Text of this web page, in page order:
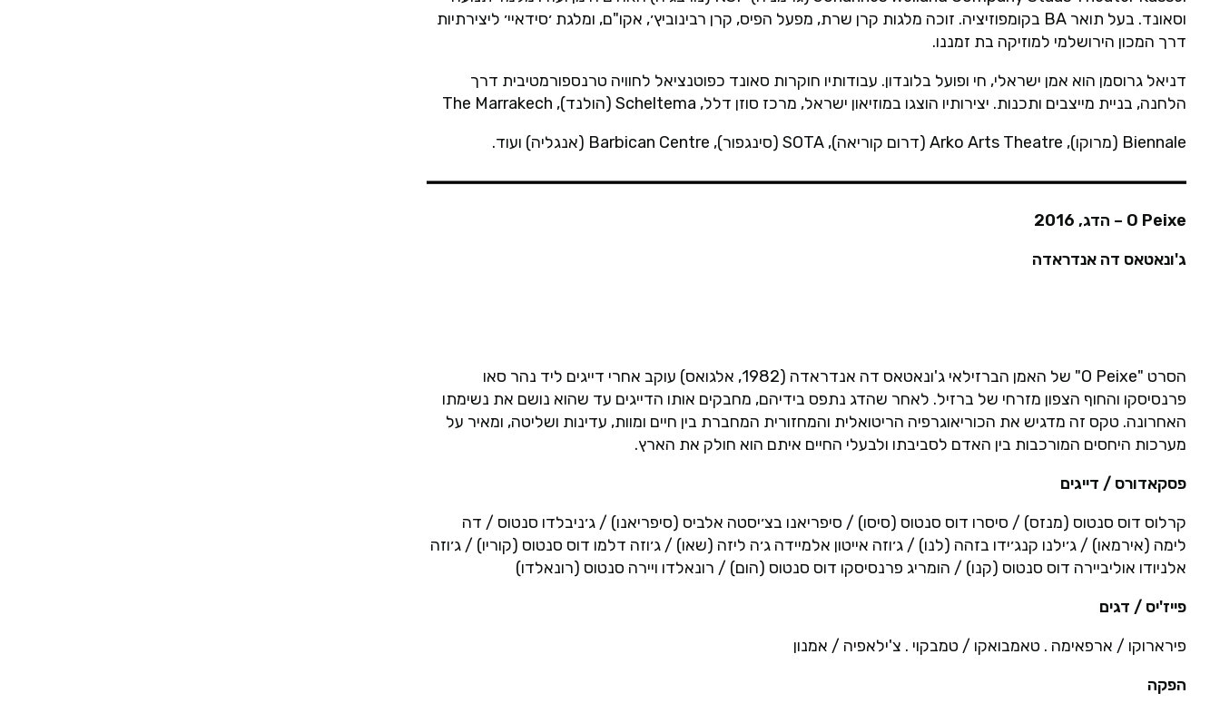
וסאונד. בעל תואר BA בקומפוזיציה. זוכה מלגות קרן שרת, מפעל הפיס, קרן רבינוביץ׳, אקו"ם, ומלגת ׳סידאיי׳ ליצירתיות
דרך המכון הירושלמי למוזיקה בת זמננו.
דניאל גרוסמן הוא אמן ישראלי, חי ופועל בלונדון. עבודותיו חוקרות סאונד כפוטנציאל לחוויה טרנספורמטיבית דרך
הלחנה, בניית מייצבים ותכנות. יצירותיו הוצגו במוזיאון ישראל, מרכז סוזן דלל, Scheltema (הולנד), The Marrakech
Biennale (מרוקו), Arko Arts Theatre (דרום קוריאה), SOTA (סינגפור), Barbican Centre (אנגליה) ועוד.
O Peixe – הדג, 2016
ג'ונאטאס דה אנדראדה
הסרט "O Peixe" של האמן הברזילאי ג'ונאטאס דה אנדראדה (1982, אלגואס) עוקב אחרי דייגים ליד נהר סאו
פרנסיסקו והחוף הצפון מזרחי של ברזיל. לאחר שהדג נתפס בידיהם, מחבקים אותו הדייגים עד שהוא נושם את נשימתו
האחרונה. טקס זה מדגיש את הכוריאוגרפיה הריטואלית והמחזורית המחברת בין חיים ומוות, עדינות ושליטה, ומאיר על
מערכות היחסים המורכבות בין האדם לסביבתו ולבעלי החיים איתם הוא חולק את הארץ.
פסקאדורס / דייגים
קרלוס דוס סנטוס (מנזס) / סיסרו דוס סנטוס (סיסו) / סיפריאנו בצ׳יסטה אלביס (סיפריאנו) / ג׳ניבלדו סנטוס / דה
לימה (אירמאו) / ג׳ילנו קנג׳ידו בזהה (לנו) / ג׳וזה אייטון אלמיידה ג׳ה ליזה (שאו) / ג׳וזה דלמו דוס סנטוס (קוריו) / ג׳וזה
אלניודו אוליביירה דוס סנטוס (קנו) / הומריג פרנסיסקו דוס סנטוס (הום) / רונאלדו ויירה סנטוס (רונאלדו)
פייז'יס / דגים
פירארוקו / ארפאימה . טאמבואקו / טמבקוי . צ'ילאפיה / אמנון
הפקה